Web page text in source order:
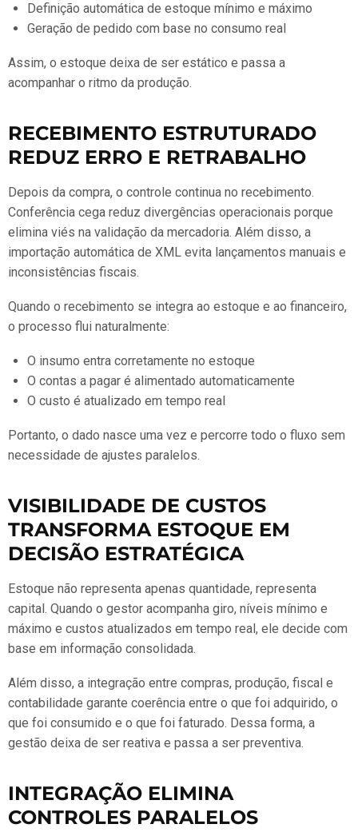
Definição automática de estoque mínimo e máximo
Geração de pedido com base no consumo real
Assim, o estoque deixa de ser estático e passa a
acompanhar o ritmo da produção.
RECEBIMENTO ESTRUTURADO
REDUZ ERRO E RETRABALHO
Depois da compra, o controle continua no recebimento.
Conferência cega reduz divergências operacionais porque
elimina viés na validação da mercadoria. Além disso, a
importação automática de XML evita lançamentos manuais e
inconsistências fiscais.
Quando o recebimento se integra ao estoque e ao financeiro,
o processo flui naturalmente:
O insumo entra corretamente no estoque
O contas a pagar é alimentado automaticamente
O custo é atualizado em tempo real
Portanto, o dado nasce uma vez e percorre todo o fluxo sem
necessidade de ajustes paralelos.
VISIBILIDADE DE CUSTOS
TRANSFORMA ESTOQUE EM
DECISÃO ESTRATÉGICA
Estoque não representa apenas quantidade, representa
capital. Quando o gestor acompanha giro, níveis mínimo e
máximo e custos atualizados em tempo real, ele decide com
base em informação consolidada.
Além disso, a integração entre compras, produção, fiscal e
contabilidade garante coerência entre o que foi adquirido, o
que foi consumido e o que foi faturado. Dessa forma, a
gestão deixa de ser reativa e passa a ser preventiva.
INTEGRAÇÃO ELIMINA
CONTROLES PARALELOS